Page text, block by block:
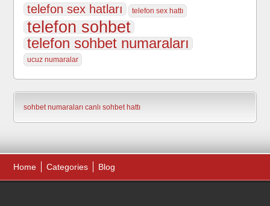
telefon sex hatları telefon sex hattı
telefon sohbet
telefon sohbet numaraları
ucuz numaralar
sohbet numaraları canlı sohbet hattı
Home Categories Blog